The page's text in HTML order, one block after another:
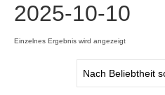
2025-10-10
Einzelnes Ergebnis wird angezeigt